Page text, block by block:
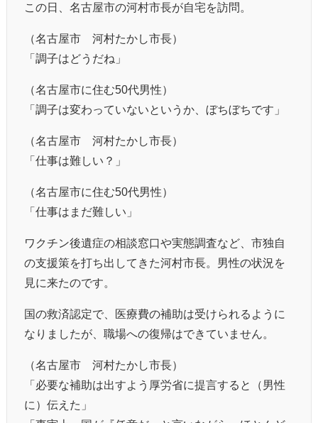
この日、名古屋市の河村市長が自宅を訪問。
（名古屋市 河村たかし市長）
「調子はどうだね」
（名古屋市に住む50代男性）
「調子は変わっていないというか、ぼちぼちです」
（名古屋市 河村たかし市長）
「仕事は難しい？」
（名古屋市に住む50代男性）
「仕事はまだ難しい」
ワクチン後遺症の相談窓口や実態調査など、市独自
の支援策を打ち出してきた河村市長。男性の状況を
見に来たのです。
国の救済認定で、医療費の補助は受けられるように
なりましたが、職場への復帰はできていません。
（名古屋市 河村たかし市長）
「必要な補助は出すよう厚労省に提言すると（男性
に）伝えた」